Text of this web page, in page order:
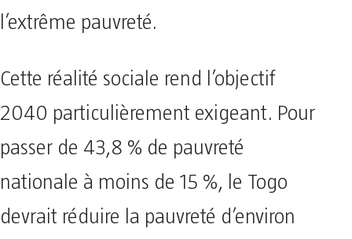
l’extrême pauvreté.
Cette réalité sociale rend l’objectif
2040 particulièrement exigeant. Pour
passer de 43,8 % de pauvreté
nationale à moins de 15 %, le Togo
devrait réduire la pauvreté d’environ